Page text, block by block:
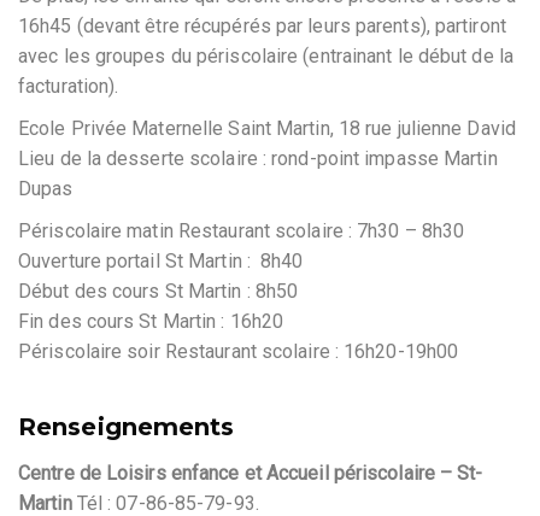
16h45 (devant être récupérés par leurs parents), partiront
avec les groupes du périscolaire (entrainant le début de la
facturation).
Ecole Privée Maternelle Saint Martin, 18 rue julienne David
Lieu de la desserte scolaire : rond-point impasse Martin
Dupas
Périscolaire matin Restaurant scolaire : 7h30 – 8h30
Ouverture portail St Martin : 8h40
Début des cours St Martin : 8h50
Fin des cours St Martin : 16h20
Périscolaire soir Restaurant scolaire : 16h20-19h00
Renseignements
Centre de Loisirs enfance et Accueil périscolaire – St-
MartinTél : 07-86-85-79-93.